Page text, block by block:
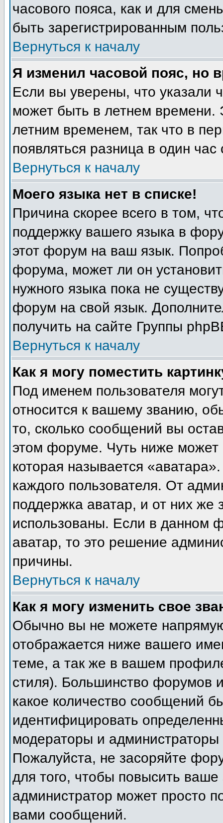
часового пояса, как и для
быть зарегистрированным
Вернуться к началу
Я изменил часовой пояс, но
Если вы уверены, что указали
может быть в летнем времени.
летним временем, так что в
появляться разница в один
Вернуться к началу
Моего языка нет в списке!
Причина скорее всего в том,
поддержку вашего языка в
этот форум на ваш язык.
форума, может ли он
нужного языка пока не
форум на свой язык.
получить на сайте Группы
Вернуться к началу
Как я могу поместить
Под именем пользователя
относится к вашему званию,
то, сколько сообщений вы
этом форуме. Чуть ниже может
которая называется
каждого пользователя. От
поддержка аватар, и от них же
использованы. Если в данном
аватар, то это решение
причины.
Вернуться к началу
Как я могу изменить свое
Обычно вы не можете
отображается ниже вашего
теме, а так же в вашем
стиля). Большинство форумов
какое количество сообщений
идентифицировать
модераторы и
Пожалуйста, не засоряйте
для того, чтобы повысить
администратор может просто
вами сообщений.